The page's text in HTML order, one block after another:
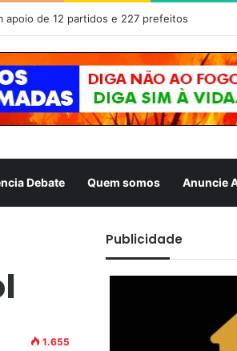
apoio de 12 partidos e 227 prefeitos
Debate Quem somos Anuncie
1.655
Publicidade